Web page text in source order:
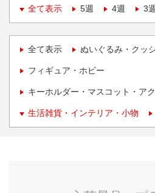
全て表示
5週 4週 3週
全て表示 ぬいぐるみ・クッ
フィギュア・ホビー
キーホルダー・マスコット・ア
生活雑貨・インテリア・小物